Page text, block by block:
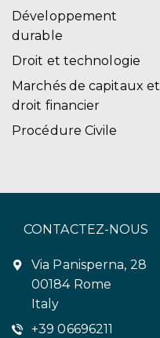
Développement
durable
Droit et technologie
Marchés de capitaux et
droit financier
Procédure Civile
CONTACTEZ-NOUS
Via Panisperna, 28
00184 Rome
Italy
+39 06696211